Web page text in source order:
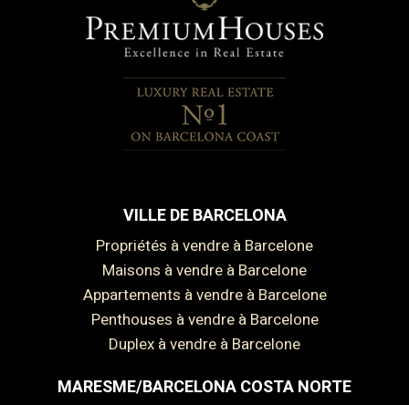
VILLE DE BARCELONA
Propriétés à vendre à Barcelone
Maisons à vendre à Barcelone
Appartements à vendre à Barcelone
Penthouses à vendre à Barcelone
Duplex à vendre à Barcelone
MARESME/BARCELONA COSTA NORTE